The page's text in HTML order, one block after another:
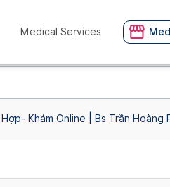
Medical Services
Khám Online | Bs Trần Hoàng